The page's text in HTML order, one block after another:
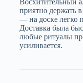
Восхитительный
приятно держать
— на доске легко
Доставка была
любые ритуалы
усиливается.